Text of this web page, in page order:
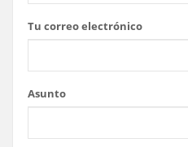
Tu correo electrónico
Asunto